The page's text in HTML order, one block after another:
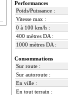
Performances
Poids/Puissance :
Vitesse max :
0 à 100 km/h :
400 mètres DA :
1000 mètres DA :
Consommations
Sur route :
Sur autoroute :
En ville :
En tout terrain :